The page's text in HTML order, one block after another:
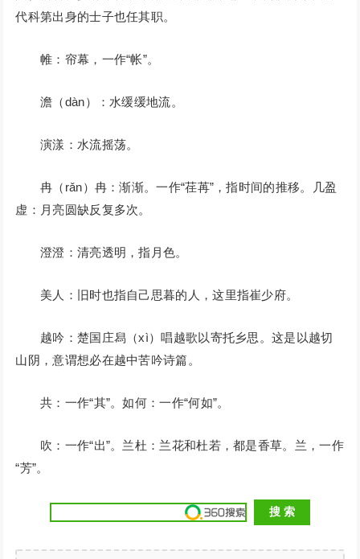
代科第出身的士子也任其职。
帷：帘幕，一作“帐”。
澹（dàn）：水缓缓地流。
演漾：水流摇荡。
冉（rǎn）冉：渐渐。一作“荏苒”，指时间的推移。几盈
虚：月亮圆缺反复多次。
澄澄：清亮透明，指月色。
美人：旧时也指自己思暮的人，这里指崔少府。
越吟：楚国庄舄（xì）唱越歌以寄托乡思。这是以越切
山阴，意谓想必在越中苦吟诗篇。
共：一作“其”。如何：一作“何如”。
吹：一作“出”。兰杜：兰花和杜若，都是香草。兰，一作
“芳”。